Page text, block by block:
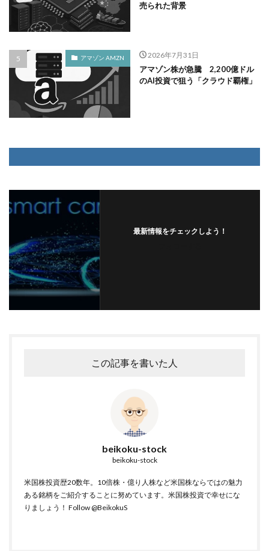
売られた背景
アマゾン AMZN 2026年7月31日
アマゾン株が急騰 2,200億ドル
のAI投資で狙う「クラウド覇権」
最新情報をチェックしよう！
この記事を書いた人
beikoku-stock
beikoku-stock
米国株投資歴20数年。10倍株・億り人株など米国株ならではの魅力
ある銘柄をご紹介することに努めています。米国株投資で幸せにな
りましょう！ Follow @BeikokuS